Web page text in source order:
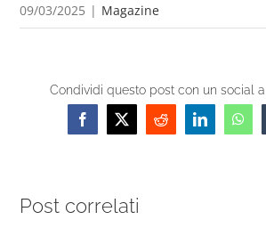
09/03/2025 | Magazine
Condividi questo post con un social
Facebook
X RedditLinkedIn
Post correlati